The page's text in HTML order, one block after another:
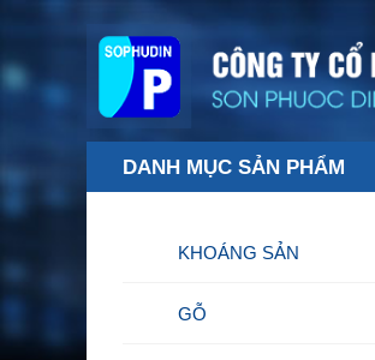
DANH MỤC SẢN PHẨM
KHOÁNG SẢN
GỖ